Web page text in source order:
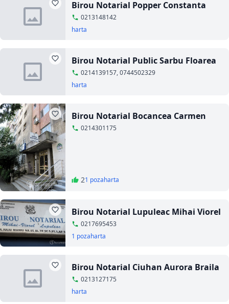
Birou Notarial Popper Constanta
0213148142
harta
Birou Notarial Public Sarbu Floarea
0214139157, 0744502329
harta
Birou Notarial Bocancea Carmen
0214301175
21 pozaharta
Birou Notarial Lupuleac Mihai Viorel
0217695453
1 pozaharta
Birou Notarial Ciuhan Aurora Braila
0213127175
harta